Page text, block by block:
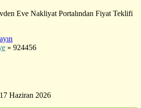
Eve Nakliyat Portalından Fiyat Teklifi
» 924456
17 Haziran 2026